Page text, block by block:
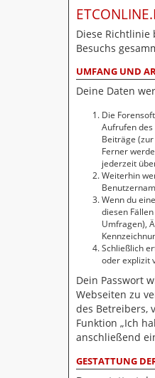
Diese Richtlinie
Besuchs
UMFANG UND
Deine Daten
Die
Aufrufen
Beiträge
Ferner
jederzeit
Weiterhin
Wenn du
diesen
Umfragen),
Schließlich
oder explizit
Dein Passwort
Webseiten zu
des Betreibers,
Funktion „Ich
anschließend
GESTATTUNG